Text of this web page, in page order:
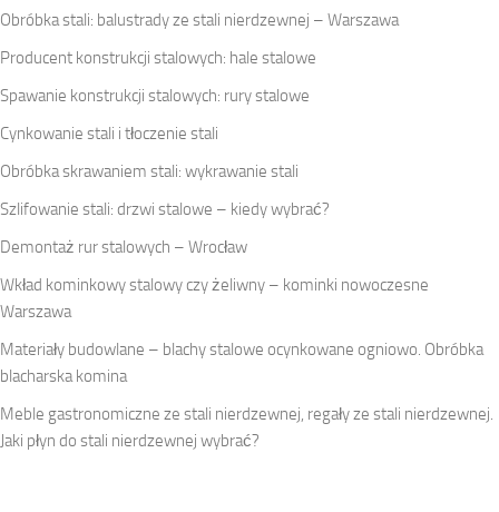
Obróbka stali: balustrady ze stali nierdzewnej – Warszawa
Producent konstrukcji stalowych: hale stalowe
Spawanie konstrukcji stalowych: rury stalowe
Cynkowanie stali i tłoczenie stali
Obróbka skrawaniem stali: wykrawanie stali
Szlifowanie stali: drzwi stalowe – kiedy wybrać?
Demontaż rur stalowych – Wrocław
Wkład kominkowy stalowy czy żeliwny – kominki nowoczesne
Warszawa
Materiały budowlane – blachy stalowe ocynkowane ogniowo. Obróbka
blacharska komina
Meble gastronomiczne ze stali nierdzewnej, regały ze stali nierdzewnej.
Jaki płyn do stali nierdzewnej wybrać?